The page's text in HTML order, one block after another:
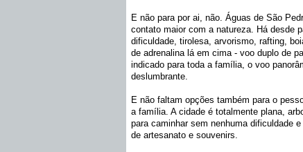
E não para por ai, não. Águas de São
contato maior com a natureza. Há desde
dificuldade, tirolesa, arvorismo, rafting,
de adrenalina lá em cima - voo duplo de
indicado para toda a família, o voo
deslumbrante.
E não faltam opções também para o
a família. A cidade é totalmente plana,
para caminhar sem nenhuma dificuldade
de artesanato e souvenirs.